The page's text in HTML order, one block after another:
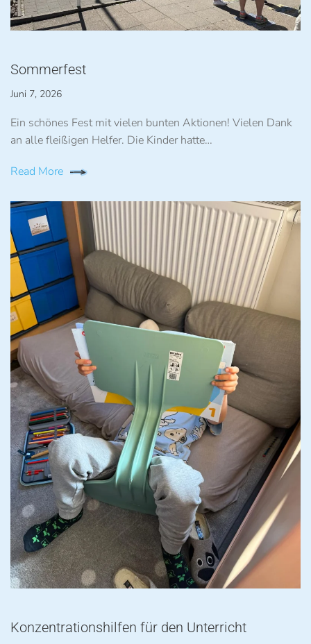
Sommerfest
Juni 7, 2026
Ein schönes Fest mit vielen bunten Aktionen! Vielen Dank
an alle fleißigen Helfer. Die Kinder hatte…
Read More
Konzentrationshilfen für den Unterricht